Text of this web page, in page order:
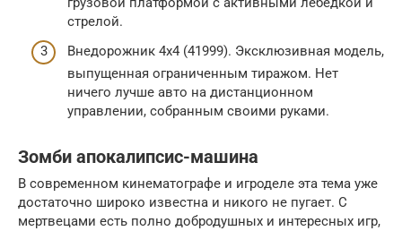
стрелой.
Внедорожник 4х4 (41999). Эксклюзивная модель,
выпущенная ограниченным тиражом. Нет
ничего лучше авто на дистанционном
управлении, собранным своими руками.
Зомби апокалипсис-машина
В современном кинематографе и игроделе эта тема уже
достаточно широко известна и никого не пугает. С
мертвецами есть полно добродушных и интересных игр,